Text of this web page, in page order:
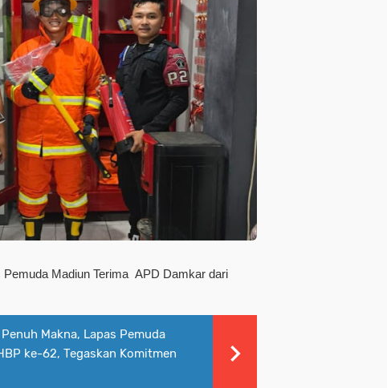
Madiun Terima APD Damkar dari
Makna, Lapas Pemuda
ke-62, Tegaskan Komitmen